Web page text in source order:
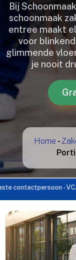
Bij
schoonmaak
entree maakt
voor
glimmende
je nooit
Home -
- VCA- en